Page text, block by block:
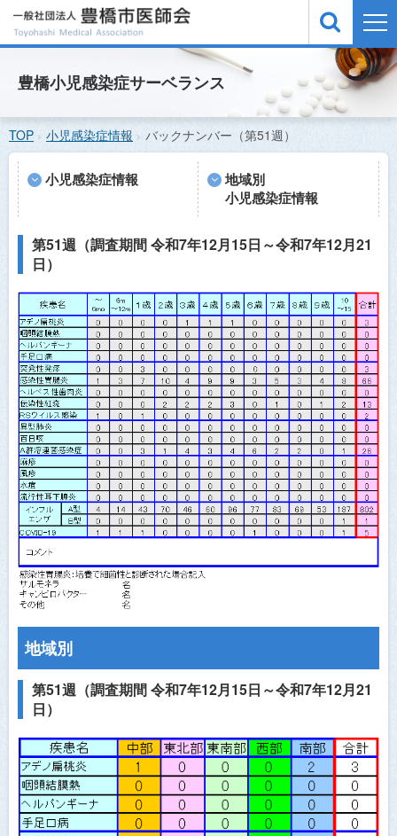
緊急医案内
休日夜間急病診療所
小児感染症情報
予防接種
医師会概要
お問い合わせ
サイトマップ
医師会員ログイン
豊橋小児感染症サーベランス
TOP 小児感染症情報 バックナンバー（第51週）
小児感染症情報
地域別
小児感染症情報
第51週（調査期間 令和7年12月15日～令和7年12月21
日）
地域別
第51週（調査期間 令和7年12月15日～令和7年12月21
日）